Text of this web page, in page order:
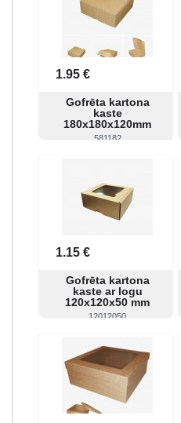
1.95 €
Gofrēta kartona
kaste
180x180x120mm
581182
1.15 €
Gofrēta kartona
kaste ar logu
120x120x50 mm
12012050